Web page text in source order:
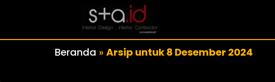
Beranda » Arsip untuk 8 Desember 2024